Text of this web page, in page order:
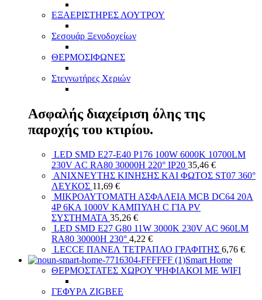
ΕΞΑΕΡΙΣΤΗΡΕΣ ΛΟΥΤΡΟΥ
Σεσουάρ Ξενοδοχείων
ΘΕΡΜΟΣΙΦΩΝΕΣ
Στεγνωτήρες Χεριών
Ασφαλής διαχείριση όλης της
παροχής του κτιρίου.
LED SMD E27-E40 P176 100W 6000K 10700LM
230V AC RA80 30000H 220° IP20 35,46 €
ΑΝΙΧΝΕΥΤΗΣ ΚΙΝΗΣΗΣ ΚΑΙ ΦΩΤΟΣ ST07 360°
ΛΕΥΚΟΣ 11,69 €
ΜΙΚΡΟΑΥΤΟΜΑΤΗ ΑΣΦΑΛΕΙΑ MCB DC64 20A
4P 6KA 1000V ΚΑΜΠΥΛΗ C ΓΙΑ PV
ΣΥΣΤΗΜΑΤΑ 35,26 €
LED SMD E27 G80 11W 3000K 230V AC 960LM
RA80 30000H 230° 4,22 €
LECCE ΠΑΝΕΛ ΤΕΤΡΑΠΛΟ ΓΡΑΦΙΤΗΣ 6,76 €
Smart Home
ΘΕΡΜΟΣΤΑΤΕΣ ΧΩΡΟΥ ΨΗΦΙΑΚΟΙ ΜΕ WIFI
ΓΕΦΥΡΑ ZIGBEE